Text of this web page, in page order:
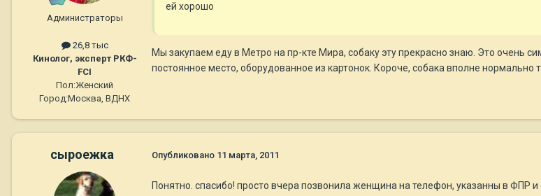
Администраторы
26,8 тыс
Кинолог, эксперт РКФ-
FCI
Пол:Женский
Город:Москва, ВДНХ
ей хорошо
Мы закупаем еду в Метро на пр-кте Мира, собаку эту прекрасно знаю. Это очень
постоянное место, оборудованное из картонок. Короче, собака вполне нормально
сыроежка Опубликовано 11 марта, 2011
Понятно. спасибо! просто вчера позвонила женщина на телефон, указанны в ФПР